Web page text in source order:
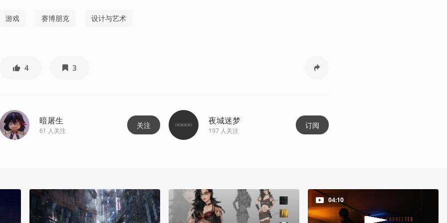
游戏 赛博朋克 设计与艺术
4 3
暗屠生
61 人关注
关注 夜城迷梦
197人关注
订阅
04:10